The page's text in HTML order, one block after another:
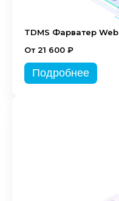
TDMS Фарватер Web
От 21 600 ₽
Подробнее